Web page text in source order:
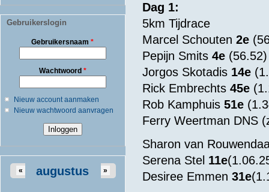
Gebruikerslogin
Gebruikersnaam*
Wachtwoord *
Nieuw account aanmaken
Nieuw wachtwoord aanvragen
augustus
« »
Dag 1:
5km Tijdrace
Marcel Schouten 2e
Pepijn Smits 4e(56.52)
Jorgos Skotadis 14e
Rick Embrechts 45e
Rob Kamphuis 51e
Ferry Weertman DNS
Sharon van
Serena Stel 11e
Desiree Emmen 31e